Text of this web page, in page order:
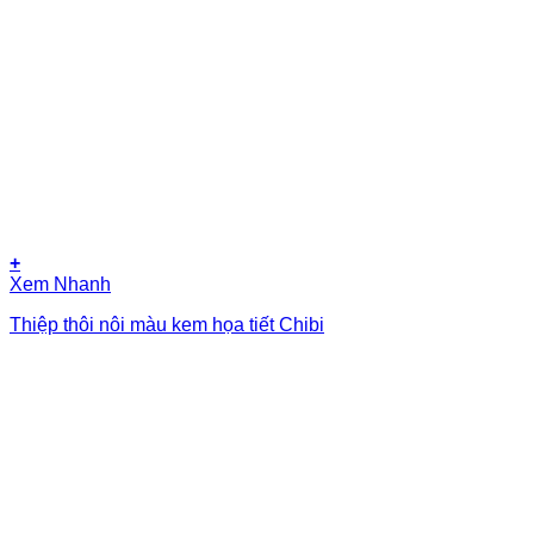
+
Xem Nhanh
Thiệp thôi nôi màu kem họa tiết Chibi